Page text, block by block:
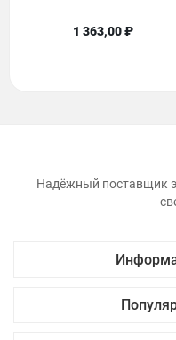
1 363,00 ₽
Надёжный поставщик